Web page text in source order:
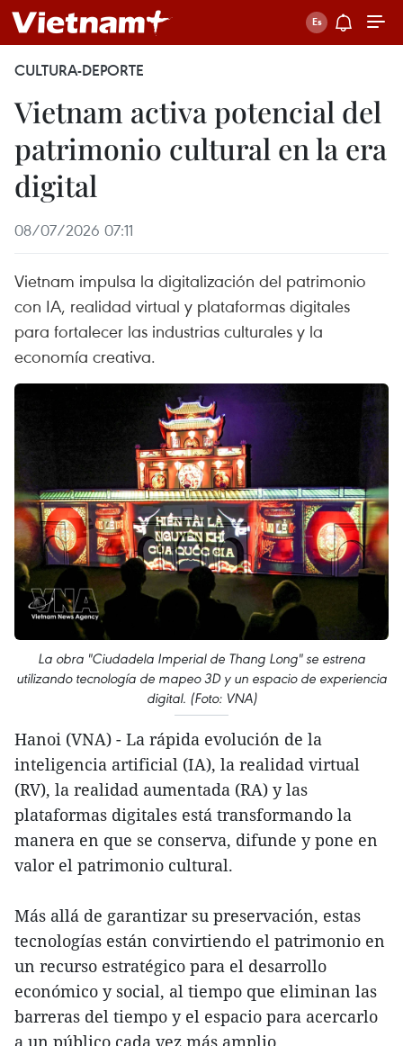
CULTURA-DEPORTE
Vietnam activa potencial del
patrimonio cultural en la era
digital
08/07/2026 07:11
Vietnam impulsa la digitalización del patrimonio
con IA, realidad virtual y plataformas digitales
para fortalecer las industrias culturales y la
economía creativa.
La obra "Ciudadela Imperial de Thang Long" se estrena
utilizando tecnología de mapeo 3D y un espacio de experiencia
digital. (Foto: VNA)
Hanoi (VNA) - La rápida evolución de la
inteligencia artificial (IA), la realidad virtual
(RV), la realidad aumentada (RA) y las
plataformas digitales está transformando la
manera en que se conserva, difunde y pone en
valor el patrimonio cultural.
Más allá de garantizar su preservación, estas
tecnologías están convirtiendo el patrimonio en
un recurso estratégico para el desarrollo
económico y social, al tiempo que eliminan las
barreras del tiempo y el espacio para acercarlo
a un público cada vez más amplio.